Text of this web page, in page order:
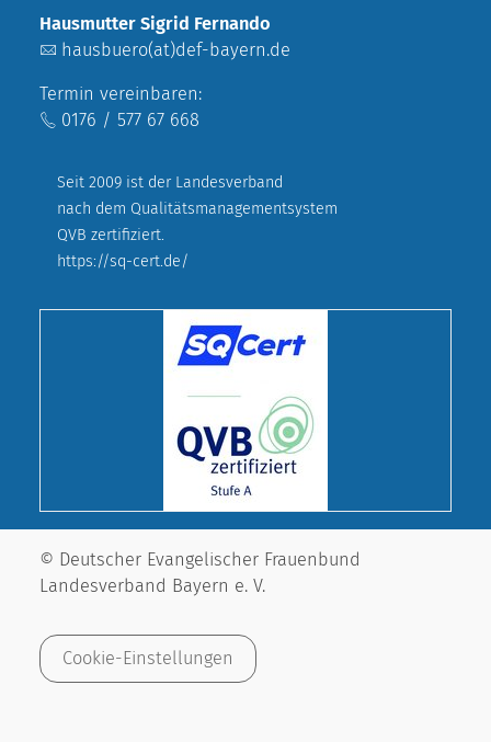
Hausmutter Sigrid Fernando
hausbuero(at)def-bayern.de
Termin vereinbaren:
0176 / 577 67 668
Seit 2009 ist der Landesverband
nach dem Qualitätsmanagementsystem
QVB zertifiziert.
https://sq-cert.de/
© Deutscher Evangelischer Frauenbund
Landesverband Bayern e. V.
Cookie-Einstellungen